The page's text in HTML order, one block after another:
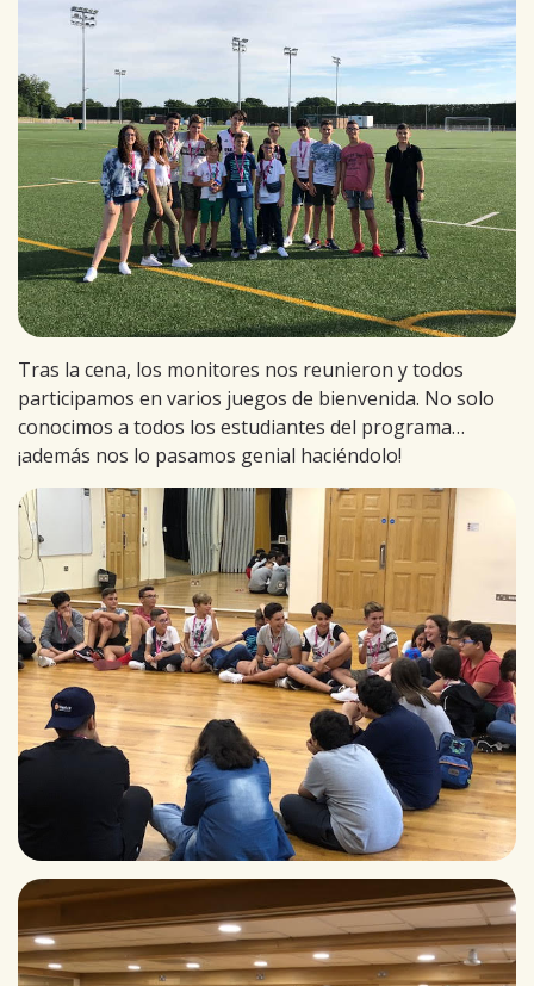
Tras la cena, los monitores nos reunieron y todos
participamos en varios juegos de bienvenida. No solo
conocimos a todos los estudiantes del programa…
¡además nos lo pasamos genial haciéndolo!